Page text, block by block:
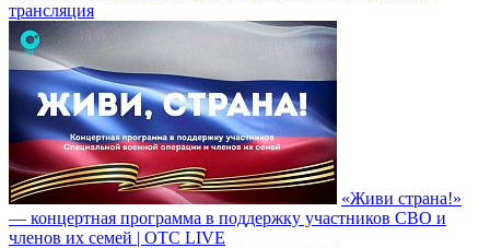
трансляция
«Живи страна!»
— концертная программа в поддержку участников СВО и
членов их семей | ОТС LIVE